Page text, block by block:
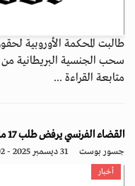
طالبت المحكمة الأوروبية
سحب الجنسية البريطانية
متابعة القراءة ...
القضاء الفرنسي يرفض طلب 17 منظمة لإلغاء اتفاق الهجرة مع بريطانيا
جسور بوست 31 ديسمبر 2025 - 16:02
أخبار